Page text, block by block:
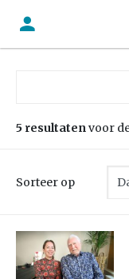
5 resultatenvoor
Sorteer op